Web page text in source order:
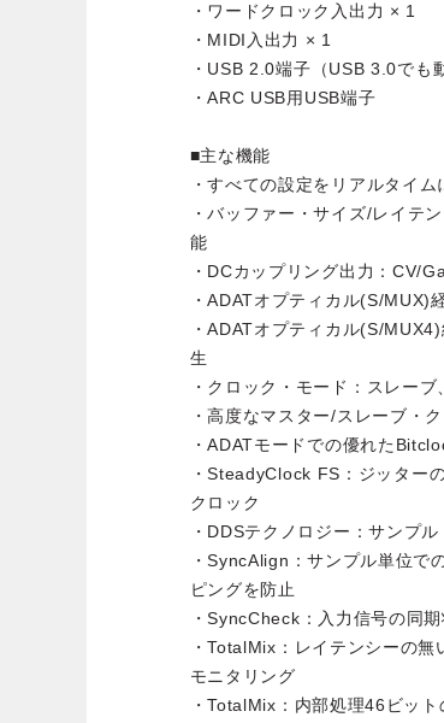
・ワードクロック入出力 × 1
・MIDI入出力 × 1
・USB 2.0端子（USB 3.0でも
・ARC USB用USB端子
■主な機能
・すべての設定をリアルタイム
・バッファー・サイズ/レイテ
能
・DCカップリング出力：CV/
・ADATオプティカル(S/
・ADATオプティカル(S/
生
・クロック・モード：スレーブ
・高度なマスター/スレーブ・
・ADATモードでの優れた
・SteadyClock FS：ジッター
クロック
・DDSテクノロジー：サンプ
・SyncAlign：サンプル単位で
ピングを防止
・SyncCheck：入力信号の同
・TotalMix：レイテンシーの
モニタリング
・TotalMix：内部処理46ビッ